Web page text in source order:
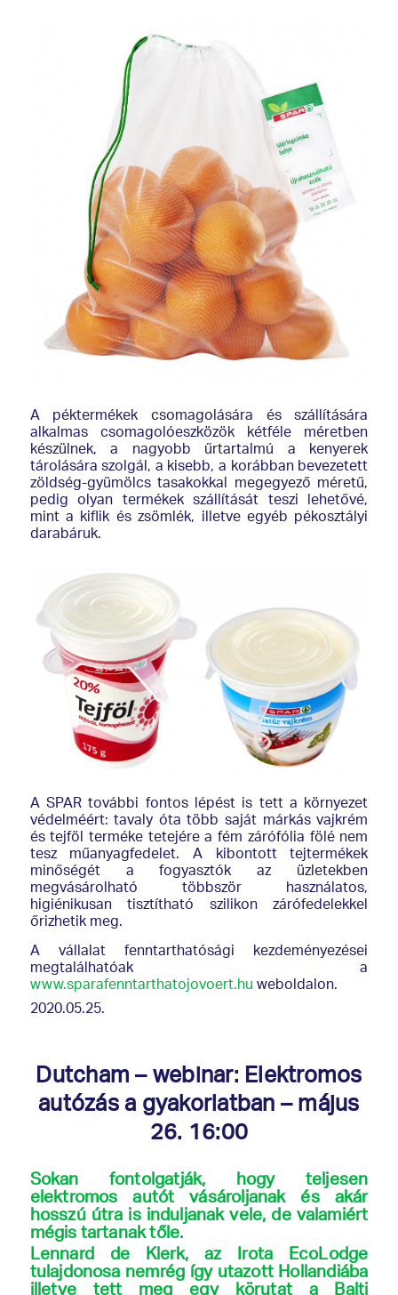
A péktermékek csomagolására és szállítására
alkalmas csomagolóeszközök kétféle méretben
készülnek, a nagyobb űrtartalmú a kenyerek
tárolására szolgál, a kisebb, a korábban bevezetett
zöldség-gyümölcs tasakokkal megegyező méretű,
pedig olyan termékek szállítását teszi lehetővé,
mint a kiflik és zsömlék, illetve egyéb pékosztályi
darabáruk.
A SPAR további fontos lépést is tett a környezet
védelméért: tavaly óta több saját márkás vajkrém
és tejföl terméke tetejére a fém zárófólia fölé nem
tesz műanyagfedelet. A kibontott tejtermékek
minőségét a fogyasztók az üzletekben
megvásárolható többször használatos,
higiénikusan tisztítható szilikon zárófedelekkel
őrizhetik meg.
A vállalat fenntarthatósági kezdeményezései
megtalálhatóak a
www.sparafenntarthatojovoert.huweboldalon.
2020.05.25.
Dutcham – webinar: Elektromos
autózás a gyakorlatban – május
26. 16:00
Sokan fontolgatják, hogy teljesen
elektromos autót vásároljanak és akár
hosszú útra is induljanak vele, de valamiért
mégis tartanak tőle.
Lennard de Klerk, az Irota EcoLodge
tulajdonosa nemrég így utazott Hollandiába